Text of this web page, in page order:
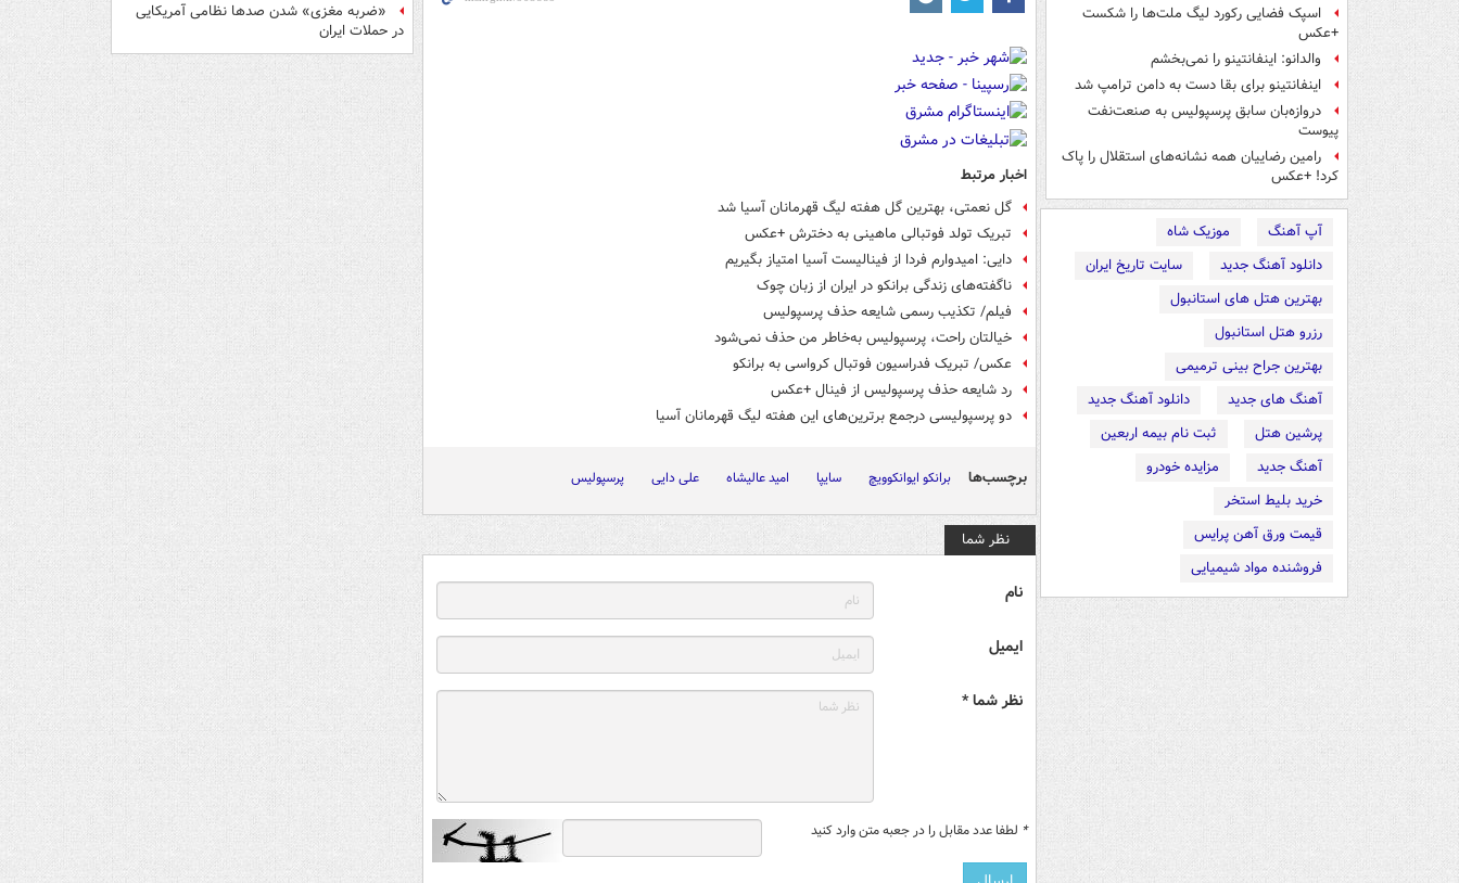
اسپک فضایی رکورد لیگ ملت‌ها را شکست
+عکس
والدانو: اینفانتینو را نمی‌بخشم
اینفانتینو برای بقا دست به دامن ترامپ شد
دروازه‌بان سابق پرسپولیس به صنعت‌نفت
پیوست
رامین رضاییان همه نشانه‌های استقلال را پاک
کرد! +عکس
آپ آهنگ
موزیک شاه
دانلود آهنگ جدید
سایت تاریخ ایران
بهترین هتل های استانبول
رزرو هتل استانبول
بهترین جراح بینی ترمیمی
آهنگ های جدید
دانلود آهنگ جدید
پرشین هتل
ثبت نام بیمه اربعین
آهنگ جدید
مزایده خودرو
خرید بلیط استخر
قیمت ورق آهن پرایس
فروشنده مواد شیمیایی
اخبار مرتبط
گل نعمتی، بهترین گل هفته لیگ قهرمانان آسیا شد
تبریک تولد فوتبالی ماهینی به دخترش +عکس
دایی: امیدوارم فردا از فینالیست آسیا امتیاز بگیریم
ناگفته‌های زندگی برانکو در ایران از زبان چوک
فیلم/ تکذیب رسمی شایعه حذف پرسپولیس
خیالتان راحت، پرسپولیس به‌خاطر من حذف نمی‌شود
عکس/ تبریک فدراسیون فوتبال کرواسی به برانکو
رد شایعه حذف پرسپولیس از فینال +عکس
دو پرسپولیسی درجمع برترین‌های این هفته لیگ قهرمانان آسیا
برچسب‌ها برانکو ایوانکوویچ سایپا امید عالیشاه علی دایی پرسپولیس
نظر شما
نام
ایمیل
نظر شما *
* لطفا عدد مقابل را در جعبه متن وارد کنید
«ضربه مغزی» شدن صدها نظامی آمریکایی
در حملات ایران